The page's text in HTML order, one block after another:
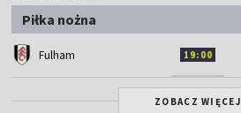
Piłka nożna
Fulham 19:00
ZOBACZ WIĘCEJ